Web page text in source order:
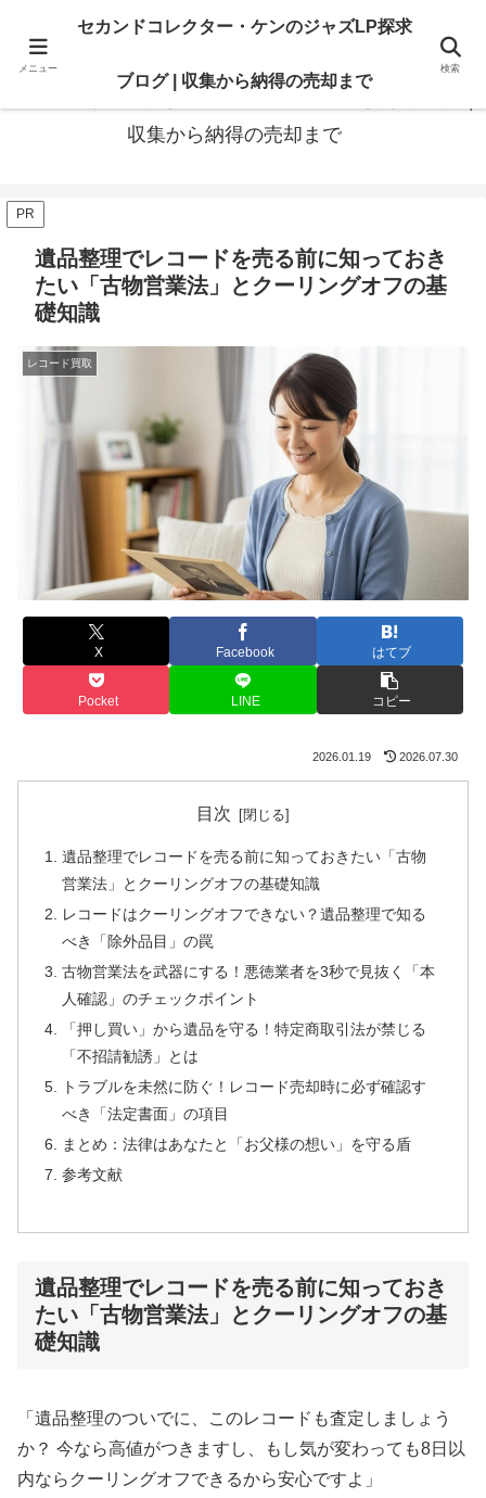
最高の“一枚”は、いつも知識の先にある。オリジナル盤も、賢いセカンド盤
収集から納得の売却まで
PR
遺品整理でレコードを売る前に知っておき
たい「古物営業法」とクーリングオフの基
礎知識
レコード買取
X Facebook はてブ
Pocket LINE コピー
2026.01.19 2026.07.30
目次
遺品整理でレコードを売る前に知っておきたい「古物
営業法」とクーリングオフの基礎知識
レコードはクーリングオフできない？遺品整理で知る
べき「除外品目」の罠
古物営業法を武器にする！悪徳業者を3秒で見抜く「本
人確認」のチェックポイント
「押し買い」から遺品を守る！特定商取引法が禁じる
「不招請勧誘」とは
トラブルを未然に防ぐ！レコード売却時に必ず確認す
べき「法定書面」の項目
まとめ：法律はあなたと「お父様の想い」を守る盾
参考文献
遺品整理でレコードを売る前に知っておき
たい「古物営業法」とクーリングオフの基
礎知識
「遺品整理のついでに、このレコードも査定しましょう
か？ 今なら高値がつきますし、もし気が変わっても8日以
内ならクーリングオフできるから安心ですよ」
メニュー
セカンドコレクター・ケンのジャズLP探求
ブログ | 収集から納得の売却まで
検索